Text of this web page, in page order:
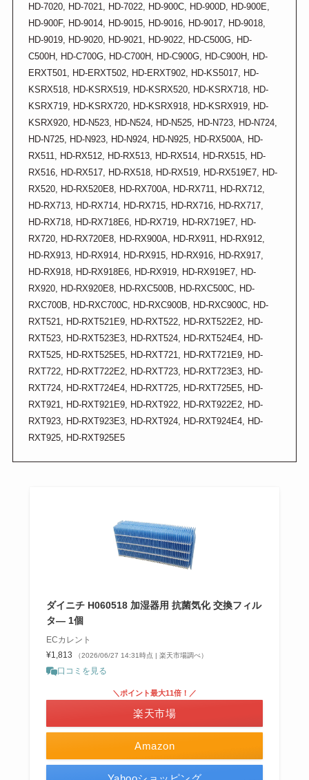
HD-7020, HD-7021, HD-7022, HD-900C, HD-900D, HD-900E,
HD-900F, HD-9014, HD-9015, HD-9016, HD-9017, HD-9018,
HD-9019, HD-9020, HD-9021, HD-9022, HD-C500G, HD-
C500H, HD-C700G, HD-C700H, HD-C900G, HD-C900H, HD-
ERXT501, HD-ERXT502, HD-ERXT902, HD-KS5017, HD-
KSRX518, HD-KSRX519, HD-KSRX520, HD-KSRX718, HD-
KSRX719, HD-KSRX720, HD-KSRX918, HD-KSRX919, HD-
KSRX920, HD-N523, HD-N524, HD-N525, HD-N723, HD-N724,
HD-N725, HD-N923, HD-N924, HD-N925, HD-RX500A, HD-
RX511, HD-RX512, HD-RX513, HD-RX514, HD-RX515, HD-
RX516, HD-RX517, HD-RX518, HD-RX519, HD-RX519E7, HD-
RX520, HD-RX520E8, HD-RX700A, HD-RX711, HD-RX712,
HD-RX713, HD-RX714, HD-RX715, HD-RX716, HD-RX717,
HD-RX718, HD-RX718E6, HD-RX719, HD-RX719E7, HD-
RX720, HD-RX720E8, HD-RX900A, HD-RX911, HD-RX912,
HD-RX913, HD-RX914, HD-RX915, HD-RX916, HD-RX917,
HD-RX918, HD-RX918E6, HD-RX919, HD-RX919E7, HD-
RX920, HD-RX920E8, HD-RXC500B, HD-RXC500C, HD-
RXC700B, HD-RXC700C, HD-RXC900B, HD-RXC900C, HD-
RXT521, HD-RXT521E9, HD-RXT522, HD-RXT522E2, HD-
RXT523, HD-RXT523E3, HD-RXT524, HD-RXT524E4, HD-
RXT525, HD-RXT525E5, HD-RXT721, HD-RXT721E9, HD-
RXT722, HD-RXT722E2, HD-RXT723, HD-RXT723E3, HD-
RXT724, HD-RXT724E4, HD-RXT725, HD-RXT725E5, HD-
RXT921, HD-RXT921E9, HD-RXT922, HD-RXT922E2, HD-
RXT923, HD-RXT923E3, HD-RXT924, HD-RXT924E4, HD-
RXT925, HD-RXT925E5
ダイニチ H060518 加湿器用 抗菌気化 交換フィル
タ— 1個
ECカレント
¥1,813
（2026/06/27 14:31時点 | 楽天市場調べ）
口コミを見る
Amazon
＼ポイント最大11倍！／
楽天市場